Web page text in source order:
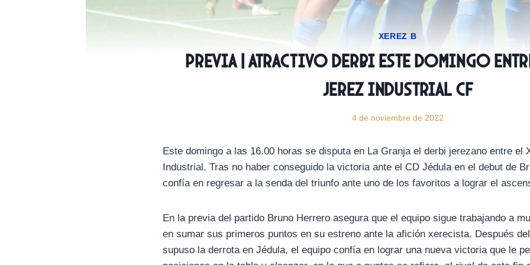
XEREZ B
PREVIA | Atractivo derbi este domingo
Jerez Industrial CF
4 de noviembre de 2022
Este domingo a las 16.00 horas se disputa en La Granja el derbi jerezano entre el
Industrial. Tras no haber conseguido la victoria ante el CD Jédula en el debut de
confía en regresar a la senda del triunfo ante uno de los favoritos a lograr el
En la previa del partido Bruno Herrero asegura que el equipo sigue trabajando a
en sumar sus primeros puntos en su estreno ante la afición xerecista. Después
supuso la derrota en Jédula, el equipo confía en lograr una nueva victoria que le